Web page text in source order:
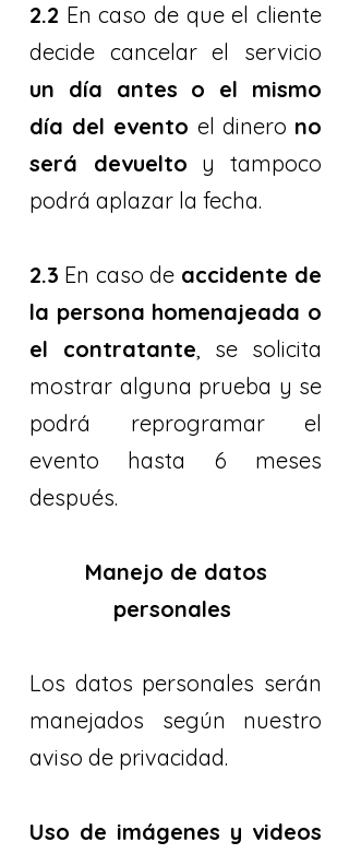
2.2 En caso de que el cliente
decide cancelar el servicio
un día antes o el mismo
día del evento el dinero no
será devuelto y tampoco
podrá aplazar la fecha.
2.3 En caso de accidente de
la persona homenajeada o
el contratante, se solicita
mostrar alguna prueba y se
podrá reprogramar el
evento hasta 6 meses
después.
Manejo de datos
personales
Los datos personales serán
manejados según nuestro
aviso de privacidad.
Uso de imágenes y videos